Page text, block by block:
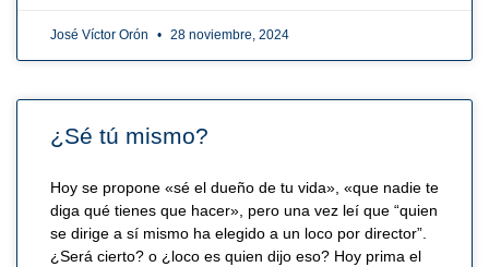
José Víctor Orón 28 noviembre, 2024
¿Sé tú mismo?
Hoy se propone «sé el dueño de tu vida», «que nadie te
diga qué tienes que hacer», pero una vez leí que “quien
se dirige a sí mismo ha elegido a un loco por director”.
¿Será cierto? o ¿loco es quien dijo eso? Hoy prima el